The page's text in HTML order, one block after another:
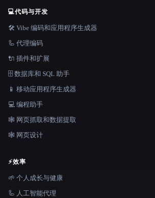
💻代码与开发
🛠️ Vibe 编码和应用程序生成器
🦾 代理编码
🔌 插件和扩展
🗄️ 数据库和 SQL 助手
📱 移动应用程序生成器
💻 编程助手
🕸️ 网页抓取和数据提取
🕸 网页设计
⚡效率
🌱 个人成长与健康
🦾 人工智能代理